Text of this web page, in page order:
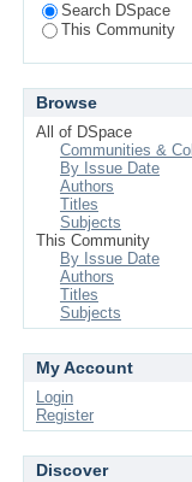
Search DSpace
This Community
Browse
All of DSpace
Communities &
By Issue Date
Authors
Titles
Subjects
This Community
By Issue Date
Authors
Titles
Subjects
My Account
Login
Register
Discover